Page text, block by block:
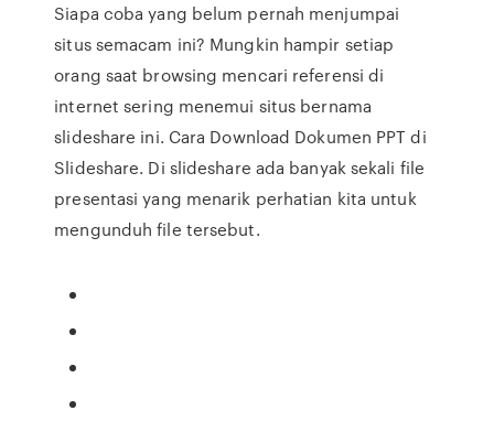
Siapa coba yang belum pernah menjumpai
situs semacam ini? Mungkin hampir setiap
orang saat browsing mencari referensi di
internet sering menemui situs bernama
slideshare ini. Cara Download Dokumen PPT di
Slideshare. Di slideshare ada banyak sekali file
presentasi yang menarik perhatian kita untuk
mengunduh file tersebut.